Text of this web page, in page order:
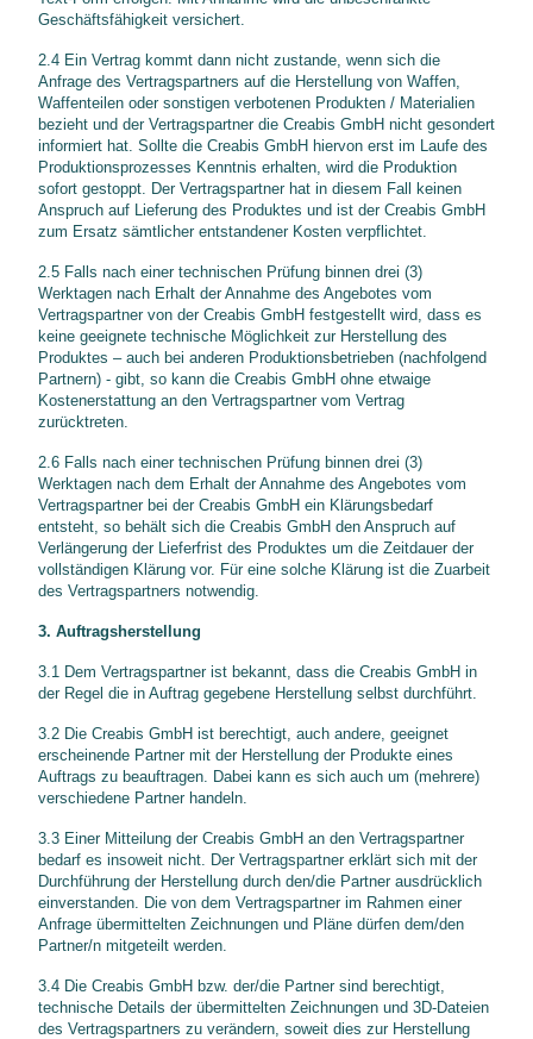
Geschäftsfähigkeit versichert.
2.4 Ein Vertrag kommt dann nicht zustande, wenn sich die
Anfrage des Vertragspartners auf die Herstellung von Waffen,
Waffenteilen oder sonstigen verbotenen Produkten / Materialien
bezieht und der Vertragspartner die Creabis GmbH nicht gesondert
informiert hat. Sollte die Creabis GmbH hiervon erst im Laufe des
Produktionsprozesses Kenntnis erhalten, wird die Produktion
sofort gestoppt. Der Vertragspartner hat in diesem Fall keinen
Anspruch auf Lieferung des Produktes und ist der Creabis GmbH
zum Ersatz sämtlicher entstandener Kosten verpflichtet.
2.5 Falls nach einer technischen Prüfung binnen drei (3)
Werktagen nach Erhalt der Annahme des Angebotes vom
Vertragspartner von der Creabis GmbH festgestellt wird, dass es
keine geeignete technische Möglichkeit zur Herstellung des
Produktes – auch bei anderen Produktionsbetrieben (nachfolgend
Partnern) - gibt, so kann die Creabis GmbH ohne etwaige
Kostenerstattung an den Vertragspartner vom Vertrag
zurücktreten.
2.6 Falls nach einer technischen Prüfung binnen drei (3)
Werktagen nach dem Erhalt der Annahme des Angebotes vom
Vertragspartner bei der Creabis GmbH ein Klärungsbedarf
entsteht, so behält sich die Creabis GmbH den Anspruch auf
Verlängerung der Lieferfrist des Produktes um die Zeitdauer der
vollständigen Klärung vor. Für eine solche Klärung ist die Zuarbeit
des Vertragspartners notwendig.
3. Auftragsherstellung
3.1 Dem Vertragspartner ist bekannt, dass die Creabis GmbH in
der Regel die in Auftrag gegebene Herstellung selbst durchführt.
3.2 Die Creabis GmbH ist berechtigt, auch andere, geeignet
erscheinende Partner mit der Herstellung der Produkte eines
Auftrags zu beauftragen. Dabei kann es sich auch um (mehrere)
verschiedene Partner handeln.
3.3 Einer Mitteilung der Creabis GmbH an den Vertragspartner
bedarf es insoweit nicht. Der Vertragspartner erklärt sich mit der
Durchführung der Herstellung durch den/die Partner ausdrücklich
einverstanden. Die von dem Vertragspartner im Rahmen einer
Anfrage übermittelten Zeichnungen und Pläne dürfen dem/den
Partner/n mitgeteilt werden.
3.4 Die Creabis GmbH bzw. der/die Partner sind berechtigt,
technische Details der übermittelten Zeichnungen und 3D-Dateien
des Vertragspartners zu verändern, soweit dies zur Herstellung